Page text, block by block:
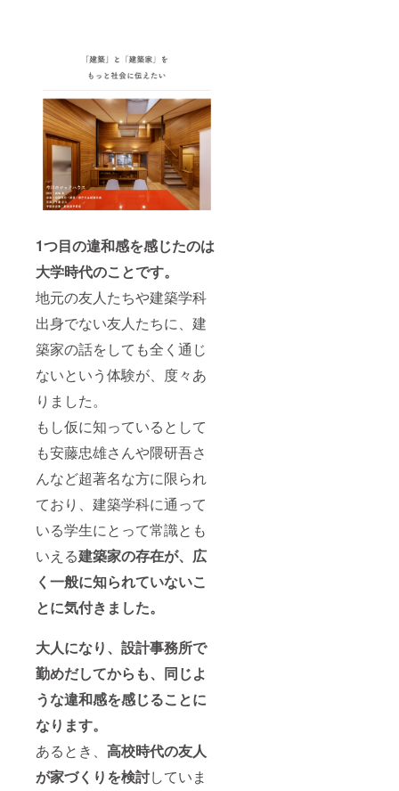
1つ目の違和感を感じたのは
大学時代のことです。
地元の友人たちや建築学科
出身でない友人たちに、建
築家の話をしても全く通じ
ないという体験が、度々あ
りました。
もし仮に知っているとして
も安藤忠雄さんや隈研吾さ
んなど超著名な方に限られ
ており、建築学科に通って
いる学生にとって常識とも
いえる建築家の存在が、広
く一般に知られていないこ
とに気付きました。
大人になり、設計事務所で
勤めだしてからも、同じよ
うな違和感を感じることに
なります。
あるとき、 高校時代の友人
が家づくりを検討していま